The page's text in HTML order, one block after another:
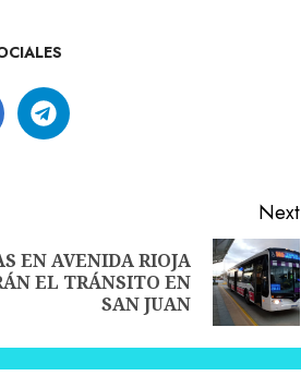
Next
EN AVENIDA RIOJA
EL TRÁNSITO EN
SAN JUAN